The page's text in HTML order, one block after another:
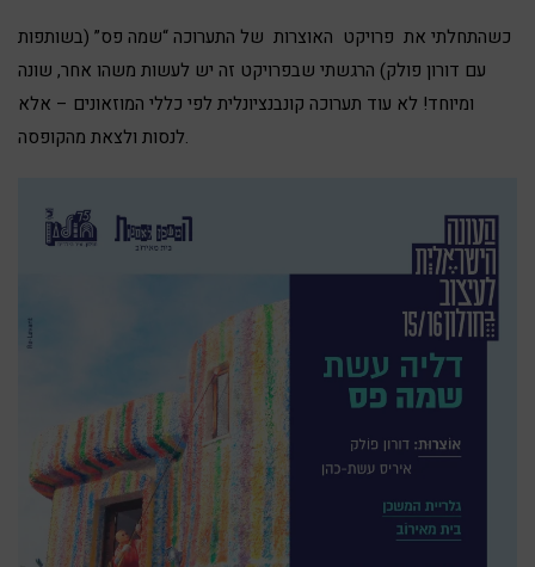
כשהתחלתי את פרויקט האוצרות של התערוכה “שמה פס” (בשותפות
עם דורון פולק) הרגשתי שבפרויקט זה יש לעשות משהו אחר, שונה
ומיוחד! לא עוד תערוכה קונבנציונלית לפי כללי המוזאונים – אלא
לנסות ולצאת מהקופסה.